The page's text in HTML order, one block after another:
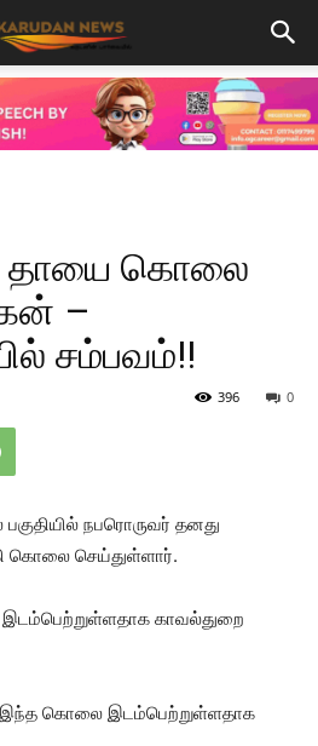
தாயை கொலை
–
சம்பவம்!!
0
396
நபரொருவர் தனது
கொலை செய்துள்ளார்.
காவல்துறை
இந்த கொலை இடம்பெற்றுள்ளதாக